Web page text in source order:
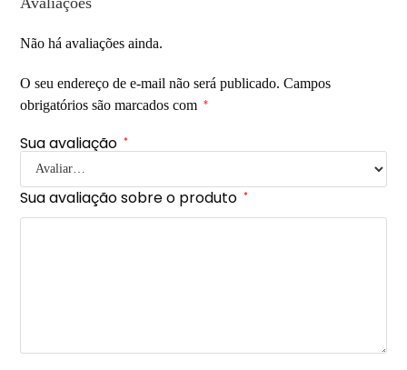
Não há avaliações ainda.
O seu endereço de e-mail não será publicado. Campos
obrigatórios são marcados com
*
Sua avaliação *
Sua avaliação sobre o produto *